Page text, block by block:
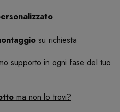
su richiesta
supporto in ogni fase del tuo
ma non lo trovi?